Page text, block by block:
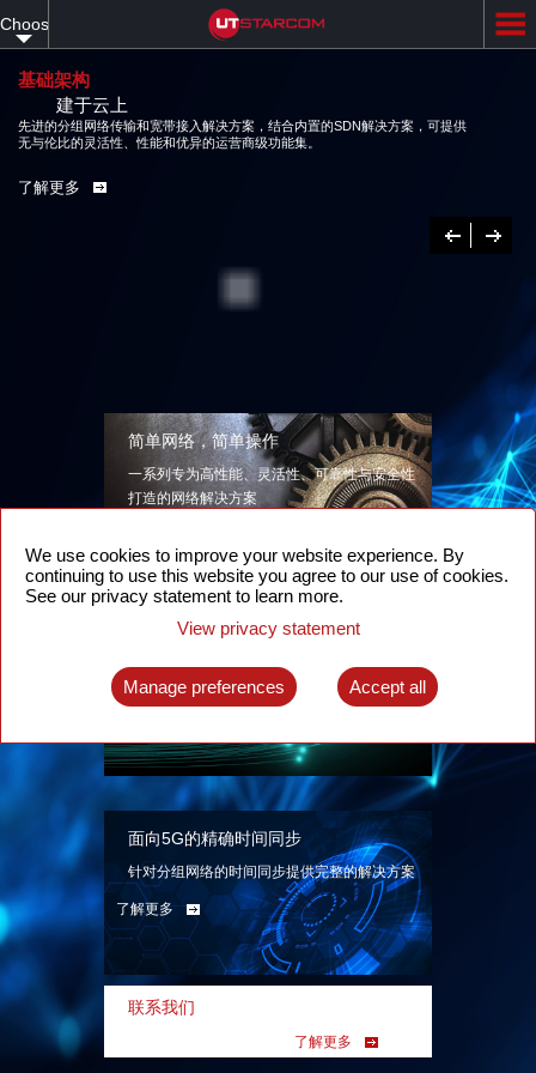
to
content
Choose
your
language
基础架构
建于云上
先进的分组网络传输和宽带接入解决方案，结合内置的SDN解决方案，可提供
无与伦比的灵活性、性能和优异的运营商级功能集。
了解更多
Previous
下
一
简单网络，简单操作
一系列专为高性能、灵活性、可靠性与安全性
打造的网络解决方案
智能分组光网络
面向各类应用场景、基于SDN技术的分组光网
络解决方案
面向5G的精确时间同步
针对分组网络的时间同步提供完整的解决方案
了解更多
联系我们
了解更多
We use cookies to improve your website experience. By
continuing to use this website you agree to our use of cookies.
See our privacy statement to learn more.
View privacy statement
Manage preferences Accept all